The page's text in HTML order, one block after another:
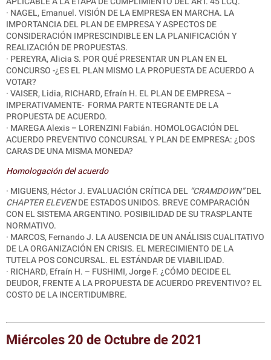
· NAGEL, Emanuel. VISIÓN DE LA EMPRESA EN MARCHA. LA
IMPORTANCIA DEL PLAN DE EMPRESA Y ASPECTOS DE
CONSIDERACIÓN IMPRESCINDIBLE EN LA PLANIFICACIÓN Y
REALIZACIÓN DE PROPUESTAS.
· PEREYRA, Alicia S. POR QUÉ PRESENTAR UN PLAN EN EL
CONCURSO -¿ES EL PLAN MISMO LA PROPUESTA DE ACUERDO A
VOTAR?
· VAISER, Lidia, RICHARD, Efraín H. EL PLAN DE EMPRESA –
IMPERATIVAMENTE- FORMA PARTE NTEGRANTE DE LA
PROPUESTA DE ACUERDO.
· MAREGA Alexis – LORENZINI Fabián. HOMOLOGACIÓN DEL
ACUERDO PREVENTIVO CONCURSAL Y PLAN DE EMPRESA: ¿DOS
CARAS DE UNA MISMA MONEDA?
Homologación del acuerdo
· MIGUENS, Héctor J. EVALUACIÓN CRÍTICA DEL “CRAMDOWN”DEL
CHAPTER ELEVENDE ESTADOS UNIDOS. BREVE COMPARACIÓN
CON EL SISTEMA ARGENTINO. POSIBILIDAD DE SU TRASPLANTE
NORMATIVO.
· MARCOS, Fernando J. LA AUSENCIA DE UN ANÁLISIS CUALITATIVO
DE LA ORGANIZACIÓN EN CRISIS. EL MERECIMIENTO DE LA
TUTELA POS CONCURSAL. EL ESTÁNDAR DE VIABILIDAD.
· RICHARD, Efraín H. – FUSHIMI, Jorge F. ¿CÓMO DECIDE EL
DEUDOR, FRENTE A LA PROPUESTA DE ACUERDO PREVENTIVO? EL
COSTO DE LA INCERTIDUMBRE.
Miércoles 20 de Octubre de 2021